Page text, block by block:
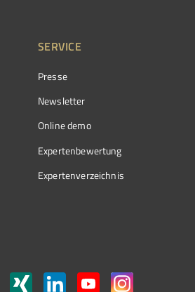
SERVICE
Presse
Newsletter
Online demo
Expertenbewertung
Expertenverzeichnis